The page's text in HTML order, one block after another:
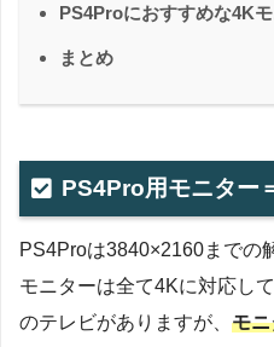
PS4Proにおすすめな4K
まとめ
PS4Pro用モニター
PS4Proは3840×2160までの
モニターは全て4Kに対応し
のテレビがありますが、 モ